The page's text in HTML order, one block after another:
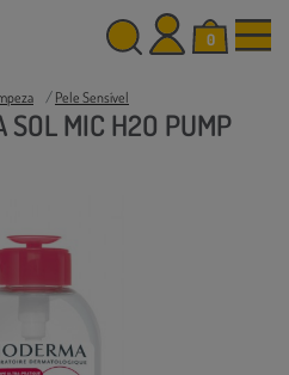
0
Pele Sensível
SOL MIC H2O PUMP